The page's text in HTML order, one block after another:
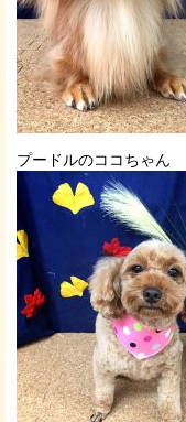
プードルのココちゃん